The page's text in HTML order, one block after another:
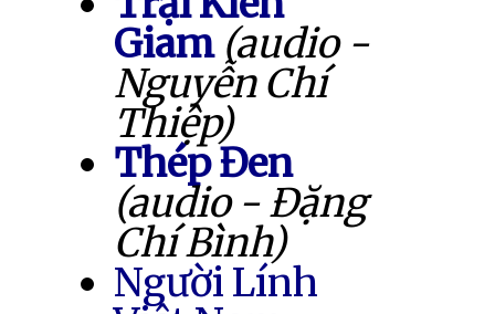
Giam (audio -
Nguyễn Chí
Thiệp)
Thép Đen
(audio - Đặng
Chí Bình)
Người Lính